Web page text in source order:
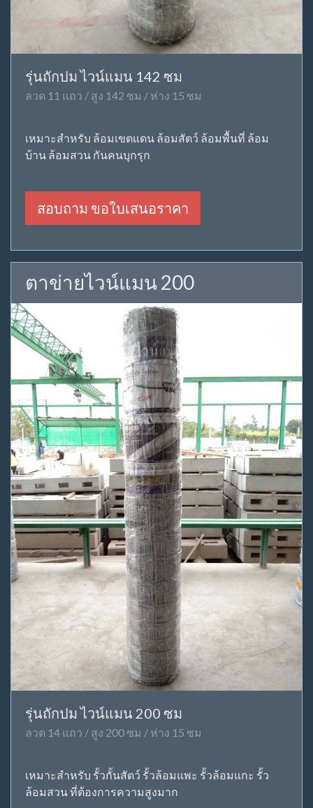
รุ่นถักปม ไวน์แมน 142 ซม
ลวด 11 แถว / สูง 142 ซม / ห่าง 15 ซม
เหมาะสำหรับ ล้อมเขตแดน ล้อมสัตว์ ล้อมพื้นที่ ล้อม
บ้าน ล้อมสวน กันคนบุกรุก
สอบถาม ขอใบเสนอราคา
ตาข่ายไวน์แมน 200
รุ่นถักปม ไวน์แมน 200 ซม
ลวด 14 แถว / สูง 200 ซม / ห่าง 15 ซม
เหมาะสำหรับ รั้วกั้นสัตว์ รั้วล้อมแพะ รั้วล้อมแกะ รั้ว
ล้อมสวน ที่ต้องการความสูงมาก